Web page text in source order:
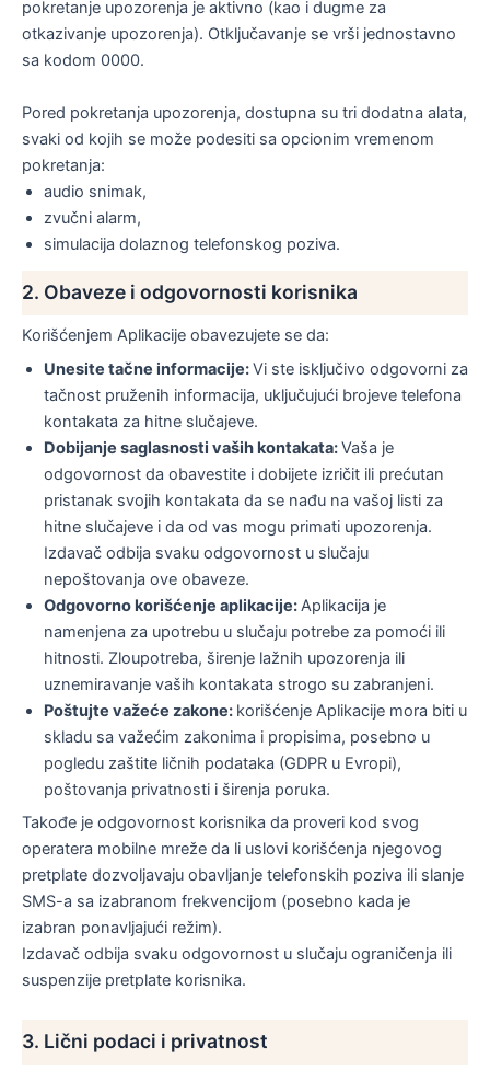
pokretanje upozorenja je aktivno (kao i dugme za
otkazivanje upozorenja). Otključavanje se vrši jednostavno
sa kodom 0000.
Pored pokretanja upozorenja, dostupna su tri dodatna alata,
svaki od kojih se može podesiti sa opcionim vremenom
pokretanja:
audio snimak,
zvučni alarm,
simulacija dolaznog telefonskog poziva.
2. Obaveze i odgovornosti korisnika
Korišćenjem Aplikacije obavezujete se da:
Unesite tačne informacije:Vi ste isključivo odgovorni za
tačnost pruženih informacija, uključujući brojeve telefona
kontakata za hitne slučajeve.
Dobijanje saglasnosti vaših kontakata:Vaša je
odgovornost da obavestite i dobijete izričit ili prećutan
pristanak svojih kontakata da se nađu na vašoj listi za
hitne slučajeve i da od vas mogu primati upozorenja.
Izdavač odbija svaku odgovornost u slučaju
nepoštovanja ove obaveze.
Odgovorno korišćenje aplikacije:Aplikacija je
namenjena za upotrebu u slučaju potrebe za pomoći ili
hitnosti. Zloupotreba, širenje lažnih upozorenja ili
uznemiravanje vaših kontakata strogo su zabranjeni.
Poštujte važeće zakone: korišćenje Aplikacije mora biti u
skladu sa važećim zakonima i propisima, posebno u
pogledu zaštite ličnih podataka (GDPR u Evropi),
poštovanja privatnosti i širenja poruka.
Takođe je odgovornost korisnika da proveri kod svog
operatera mobilne mreže da li uslovi korišćenja njegovog
pretplate dozvoljavaju obavljanje telefonskih poziva ili slanje
SMS-a sa izabranom frekvencijom (posebno kada je
izabran ponavljajući režim).
Izdavač odbija svaku odgovornost u slučaju ograničenja ili
suspenzije pretplate korisnika.
3. Lični podaci i privatnost